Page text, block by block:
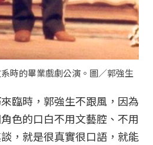
時的畢業戲劇公演。圖／郭強生
臨時，郭強生不跟風，因為
色的口白不用文藝腔、不用
，就是很真實很口語，就能